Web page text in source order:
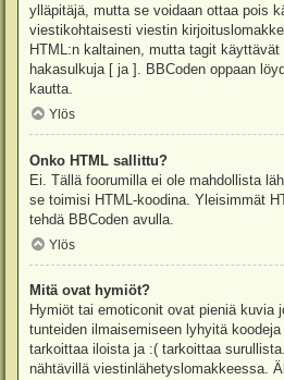
ylläpitäjä, mutta se voidaan ottaa pois
viestikohtaisesti viestin
HTML:n kaltainen, mutta tagit
hakasulkuja [ ja ]. BBCoden oppaan
kautta.
Ylös
Onko HTML sallittu?
Ei. Tällä foorumilla ei ole mahdollista
se toimisi HTML-koodina. Yleisimmät
tehdä BBCoden avulla.
Ylös
Mitä ovat hymiöt?
Hymiöt tai emoticonit ovat pieniä kuvia
tunteiden ilmaisemiseen lyhyitä
tarkoittaa iloista ja :( tarkoittaa
nähtävillä viestinlähetyslomakkeessa.